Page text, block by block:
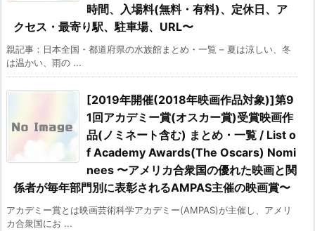
時間、入場料(無料・有料)、定休日、ア
クセス・最寄り駅、駐車場、URL〜
親記事：日本全国・都道府県の水族館まとめ・一覧 – 夏は涼しい、冬
は温かい、雨の ...
[2019年開催(2018年映画作品対象)]第9
1回アカデミー賞(オスカー賞)受賞映画作
品(ノミネート含む) まとめ・一覧 / List o
f Academy Awards(The Oscars) Nomi
nees 〜アメリカ合衆国の優れた映画と関
係者が毎年部門別に表彰されるAMPAS主催の映画賞〜
アカデミー賞とは映画芸術科学アカデミー(AMPAS)が主催し、アメリ
カ合衆国にお ...